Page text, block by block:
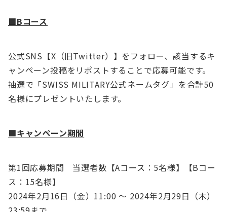
■Bコース
公式SNS【X（旧Twitter）】をフォロー、該当するキ
ャンペーン投稿をリポストすることで応募可能です。
抽選で「SWISS MILITARY公式ネームタグ」を合計50
名様にプレゼントいたします。
■キャンペーン期間
第1回応募期間 当選者数【Aコース：5名様】【Bコー
ス：15名様】
2024年2月16日（金）11:00 〜 2024年2月29日（木）